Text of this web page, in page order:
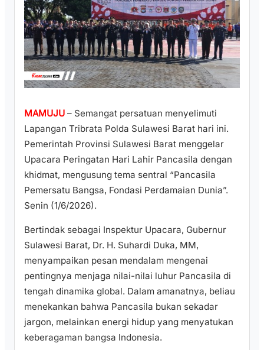
MAMUJU – Semangat persatuan menyelimuti
Lapangan Tribrata Polda Sulawesi Barat hari ini.
Pemerintah Provinsi Sulawesi Barat menggelar
Upacara Peringatan Hari Lahir Pancasila dengan
khidmat, mengusung tema sentral “Pancasila
Pemersatu Bangsa, Fondasi Perdamaian Dunia”.
Senin (1/6/2026).
Bertindak sebagai Inspektur Upacara, Gubernur
Sulawesi Barat, Dr. H. Suhardi Duka, MM,
menyampaikan pesan mendalam mengenai
pentingnya menjaga nilai-nilai luhur Pancasila di
tengah dinamika global. Dalam amanatnya, beliau
menekankan bahwa Pancasila bukan sekadar
jargon, melainkan energi hidup yang menyatukan
keberagaman bangsa Indonesia.